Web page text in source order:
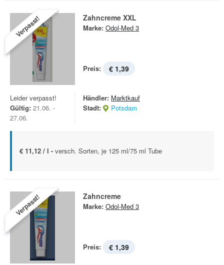
Verpasst! Zahncreme XXL
Marke: Odol-Med 3
Preis: € 1,39
Leider verpasst!
Gültig: 21.06. -
27.06.
Händler: Marktkauf
Stadt:
Potsdam
€ 11,12 / l - versch. Sorten, je 125 ml/75 ml Tube
Verpasst! Zahncreme
Marke: Odol-Med 3
Preis: € 1,39